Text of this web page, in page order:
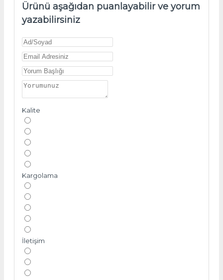
Ürünü aşağıdan puanlayabilir ve yorum
yazabilirsiniz
Kalite
Kargolama
İletişim